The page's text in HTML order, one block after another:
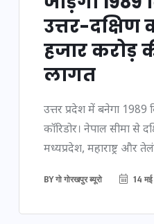
उत्तर-दक्षिण
हजार करोड़
लागत
उत्तर प्रदेश में बनेगा 1989
कॉरिडोर। नेपाल सीमा से
मध्यप्रदेश, महाराष्ट्र और
BYगो गोरखपुर ब्यूरो 14